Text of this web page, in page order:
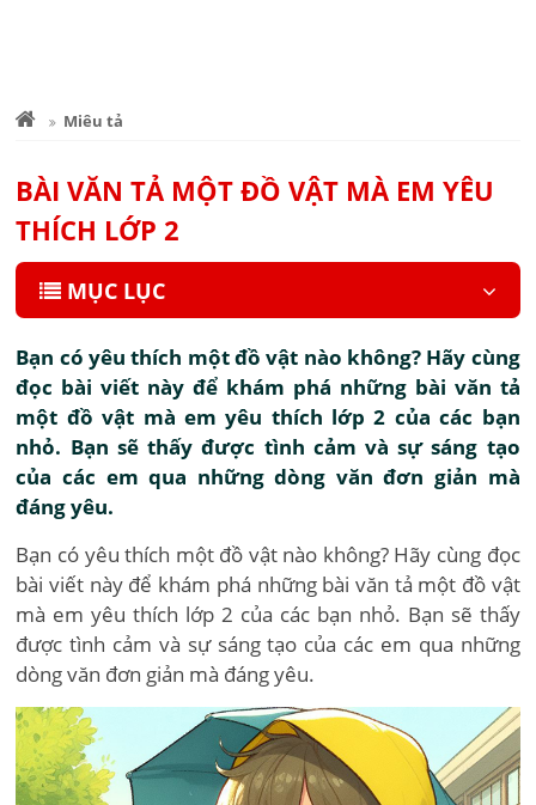
Miêu tả
BÀI VĂN TẢ MỘT ĐỒ VẬT MÀ EM YÊU
THÍCH LỚP 2
MỤC LỤC
Bạn có yêu thích một đồ vật nào không? Hãy cùng
đọc bài viết này để khám phá những bài văn tả
một đồ vật mà em yêu thích lớp 2 của các bạn
nhỏ. Bạn sẽ thấy được tình cảm và sự sáng tạo
của các em qua những dòng văn đơn giản mà
đáng yêu.
Bạn có yêu thích một đồ vật nào không? Hãy cùng đọc
bài viết này để khám phá những bài văn tả một đồ vật
mà em yêu thích lớp 2 của các bạn nhỏ. Bạn sẽ thấy
được tình cảm và sự sáng tạo của các em qua những
dòng văn đơn giản mà đáng yêu.